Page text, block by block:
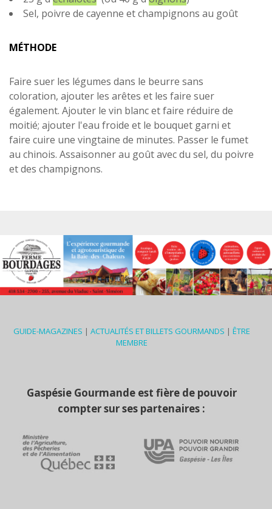
Sel, poivre de cayenne et champignons au goût
MÉTHODE
Faire suer les légumes dans le beurre sans
coloration, ajouter les arêtes et les faire suer
également. Ajouter le vin blanc et faire réduire de
moitié; ajouter l'eau froide et le bouquet garni et
faire cuire une vingtaine de minutes. Passer le fumet
au chinois. Assaisonner au goût avec du sel, du poivre
et des champignons.
GUIDE-MAGAZINES | ACTUALITÉS ET BILLETS GOURMANDS | ÊTRE
MEMBRE
Gaspésie Gourmande est fière de pouvoir
compter sur ses partenaires :